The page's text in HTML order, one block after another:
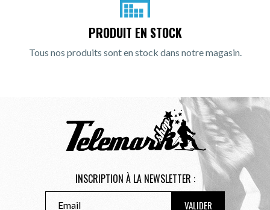
PRODUIT EN STOCK
Tous nos produits sont en stock dans notre magasin.
INSCRIPTION À LA NEWSLETTER :